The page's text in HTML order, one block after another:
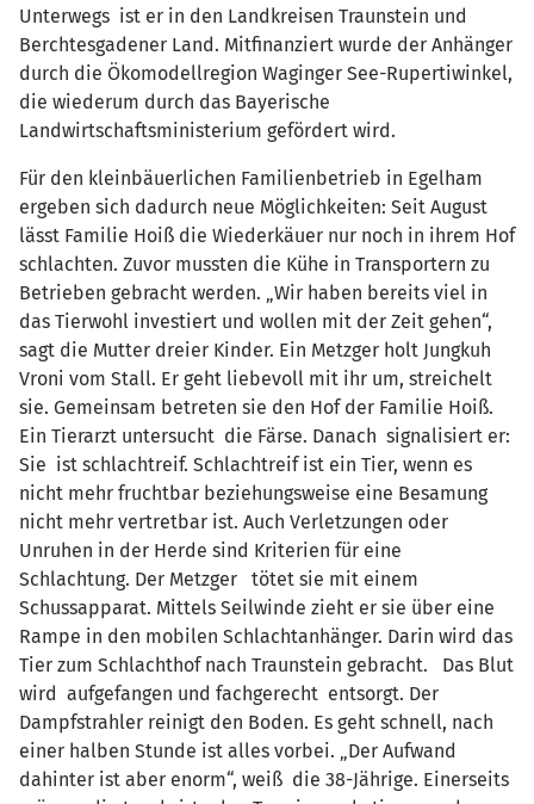
Unterwegs ist er in den Landkreisen Traunstein und
Berchtesgadener Land. Mitfinanziert wurde der Anhänger
durch die Ökomodellregion Waginger See-Rupertiwinkel,
die wiederum durch das Bayerische
Landwirtschaftsministerium gefördert wird.
Für den kleinbäuerlichen Familienbetrieb in Egelham
ergeben sich dadurch neue Möglichkeiten: Seit August
lässt Familie Hoiß die Wiederkäuer nur noch in ihrem Hof
schlachten. Zuvor mussten die Kühe in Transportern zu
Betrieben gebracht werden. „Wir haben bereits viel in
das Tierwohl investiert und wollen mit der Zeit gehen“,
sagt die Mutter dreier Kinder. Ein Metzger holt Jungkuh
Vroni vom Stall. Er geht liebevoll mit ihr um, streichelt
sie. Gemeinsam betreten sie den Hof der Familie Hoiß.
Ein Tierarzt untersucht die Färse. Danach signalisiert er:
Sie ist schlachtreif. Schlachtreif ist ein Tier, wenn es
nicht mehr fruchtbar beziehungsweise eine Besamung
nicht mehr vertretbar ist. Auch Verletzungen oder
Unruhen in der Herde sind Kriterien für eine
Schlachtung. Der Metzger tötet sie mit einem
Schussapparat. Mittels Seilwinde zieht er sie über eine
Rampe in den mobilen Schlachtanhänger. Darin wird das
Tier zum Schlachthof nach Traunstein gebracht. Das Blut
wird aufgefangen und fachgerecht entsorgt. Der
Dampfstrahler reinigt den Boden. Es geht schnell, nach
einer halben Stunde ist alles vorbei. „Der Aufwand
dahinter ist aber enorm“, weiß die 38-Jährige. Einerseits